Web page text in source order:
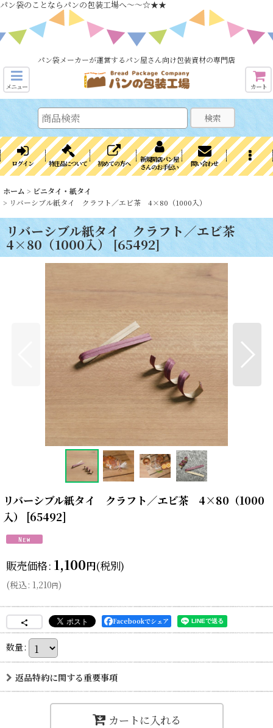
パン袋のことならパンの包装工場へ～～☆★★
パン袋メーカーが運営するパン屋さん向け包装資材の専門店
メニュー カート
検索
ログイン 特注品について 初めての方へ
新規開店パン屋
さんのお手伝い
問い合わせ
ホーム > ビニタイ・紙タイ
> リバーシブル紙タイ クラフト／エビ茶 4×80（1000入）
リバーシブル紙タイ クラフト／エビ茶
4×80（1000入） [65492]
リバーシブル紙タイ クラフト／エビ茶 4×80（1000
入）
[65492]
販売価格: 1,100円(税別)
(税込: 1,210円)
Facebookでシェア
数量:
返品特約に関する重要事項
カートに入れる